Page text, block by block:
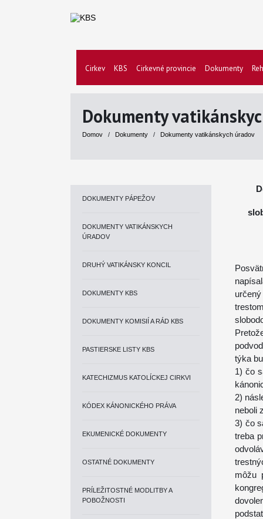
Cirkev KBS Cirkevné provincie Dokumenty
Dokumenty
Domov / Dokumenty / Dokumenty vatikánskych úradov
DOKUMENTY PÁPEŽOV
DOKUMENTY VATIKÁNSKYCH
ÚRADOV
DRUHÝ VATIKÁNSKY KONCIL
DOKUMENTY KBS
DOKUMENTY KOMISIÍ A RÁD KBS
PASTIERSKE LISTY KBS
KATECHIZMUS KATOLÍCKEJ CIRKVI
KÓDEX KÁNONICKÉHO PRÁVA
EKUMENICKÉ DOKUMENTY
OSTATNÉ DOKUMENTY
PRÍLEŽITOSTNÉ MODLITBY A
POBOŽNOSTI
týka
1) čo
2)
neboli
3) čo
treba
môžu